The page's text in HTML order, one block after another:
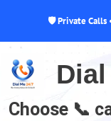
Skip
content
🛡 Private Calls
Choose 📞